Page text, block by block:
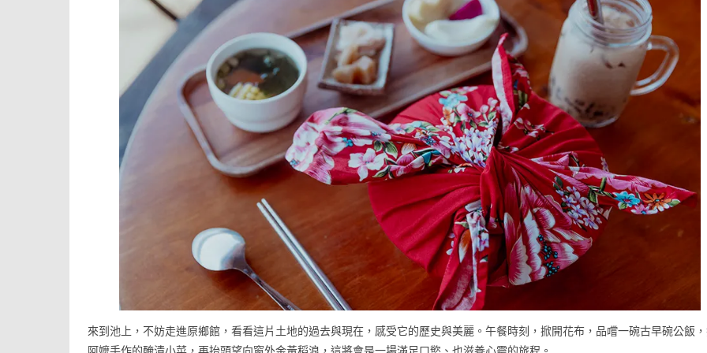
來到池上，不妨走進原鄉館，看看這片土地的過去與現在，感受它的歷史與美麗。午餐時刻，掀開花布，品嚐一碗古早碗公飯